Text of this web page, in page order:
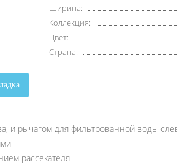
Ширина:
Коллекция:
Цвет:
Страна:
и рычагом для фильтрованной воды
рассекателя